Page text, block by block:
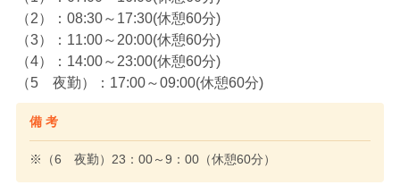
（2）：08:30～17:30(休憩60分)
（3）：11:00～20:00(休憩60分)
（4）：14:00～23:00(休憩60分)
（5 夜勤）：17:00～09:00(休憩60分)
備 考
※（6 夜勤）23：00～9：00（休憩60分）